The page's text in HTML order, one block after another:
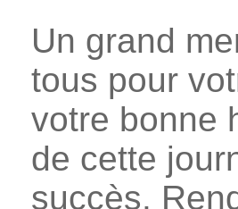
Un grand
tous pour
votre bonne
de cette
succès.